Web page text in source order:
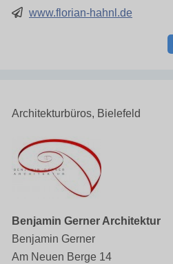
www.florian-hahnl.de
Architekturbüros, Bielefeld
Benjamin Gerner Architektur
Benjamin Gerner
Am Neuen Berge 14